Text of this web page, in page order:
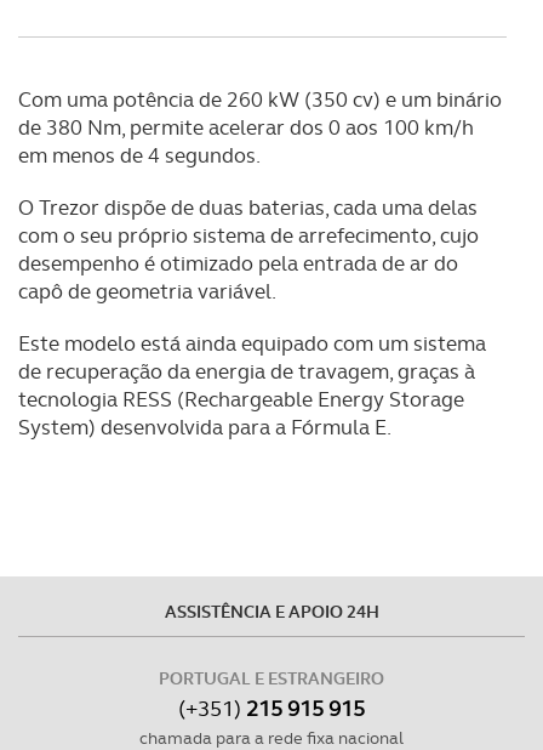
Com uma potência de 260 kW (350 cv) e um binário
de 380 Nm, permite acelerar dos 0 aos 100 km/h
em menos de 4 segundos.
O Trezor dispõe de duas baterias, cada uma delas
com o seu próprio sistema de arrefecimento, cujo
desempenho é otimizado pela entrada de ar do
capô de geometria variável.
Este modelo está ainda equipado com um sistema
de recuperação da energia de travagem, graças à
tecnologia RESS (Rechargeable Energy Storage
System) desenvolvida para a Fórmula E.
ASSISTÊNCIA E APOIO 24H
PORTUGAL E ESTRANGEIRO
(+351) 215 915 915
chamada para a rede fixa nacional